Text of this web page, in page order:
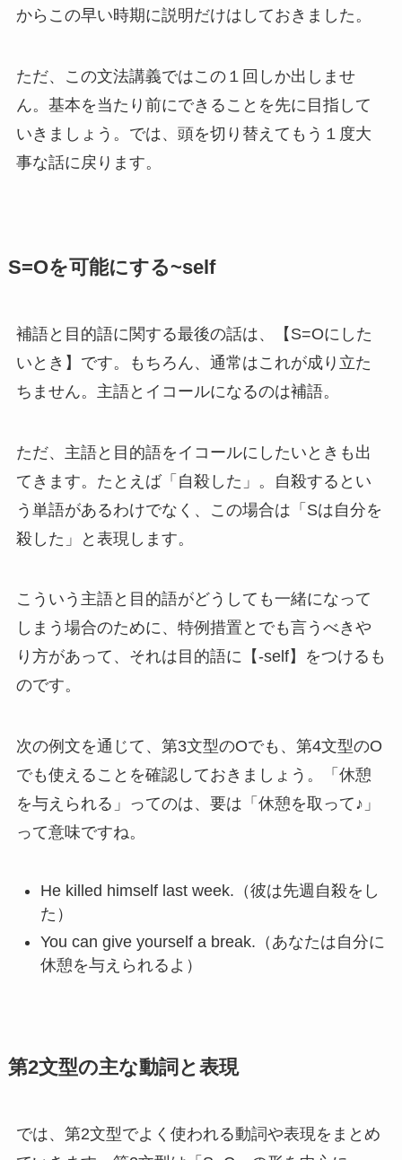
からこの早い時期に説明だけはしておきました。
ただ、この文法講義ではこの１回しか出しませ
ん。基本を当たり前にできることを先に目指して
いきましょう。では、頭を切り替えてもう１度大
事な話に戻ります。
S=Oを可能にする~self
補語と目的語に関する最後の話は、【S=Oにした
いとき】です。もちろん、通常はこれが成り立た
ちません。主語とイコールになるのは補語。
ただ、主語と目的語をイコールにしたいときも出
てきます。たとえば「自殺した」。自殺するとい
う単語があるわけでなく、この場合は「Sは自分を
殺した」と表現します。
こういう主語と目的語がどうしても一緒になって
しまう場合のために、特例措置とでも言うべきや
り方があって、それは目的語に【-self】をつけるも
のです。
次の例文を通じて、第3文型のOでも、第4文型のO
でも使えることを確認しておきましょう。「休憩
を与えられる」ってのは、要は「休憩を取って♪」
って意味ですね。
He killed himself last week.（彼は先週自殺をし
た）
You can give yourself a break.（あなたは自分に
休憩を与えられるよ）
第2文型の主な動詞と表現
では、第2文型でよく使われる動詞や表現をまとめ